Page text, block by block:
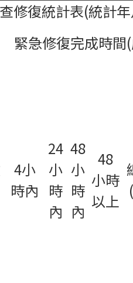
修復統計表(統計
緊急修復完成時間
4小
時內
24
小
時
內
48
小
時
內
48
小時
以上